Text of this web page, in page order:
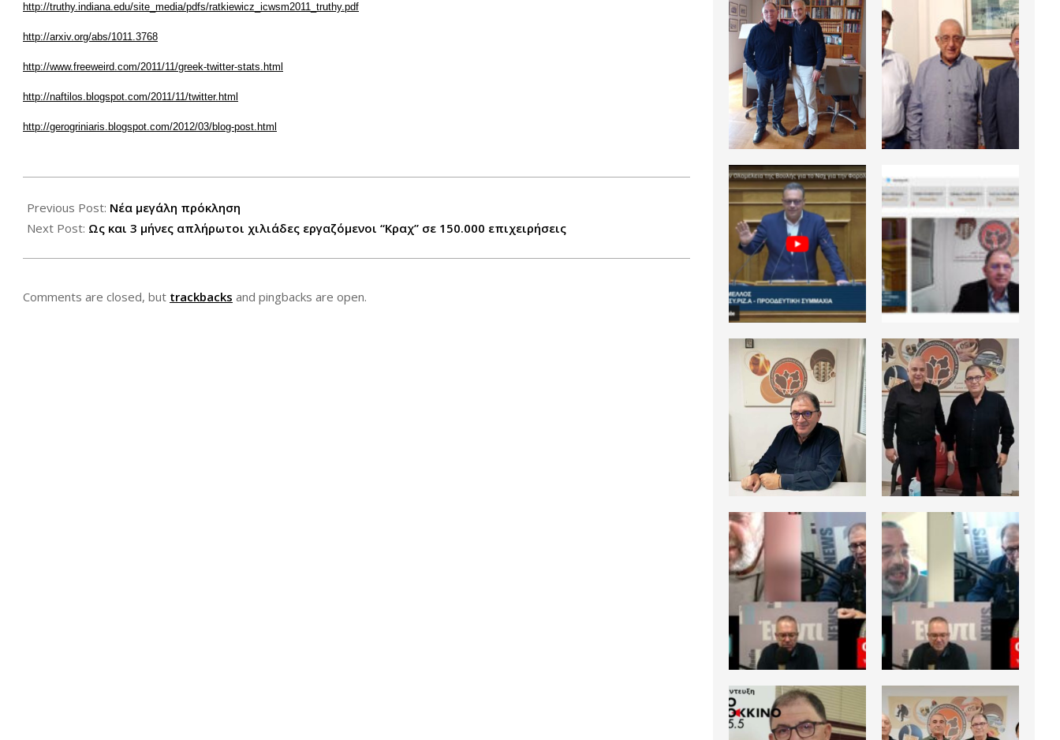
http://truthy.indiana.edu/site_media/pdfs/ratkiewicz_icwsm2011_truthy.pdf
http://arxiv.org/abs/1011.3768
http://www.freeweird.com/2011/11/greek-twitter-stats.html
http://naftilos.blogspot.com/2011/11/twitter.html
http://gerogriniaris.blogspot.com/2012/03/blog-post.html
03-
26
Previous Post: Νέα μεγάλη πρόκληση
Next Post: Ως και 3 μήνες απλήρωτοι χιλιάδες εργαζόμενοι “Κραχ” σε 150.000 επιχειρήσεις
Comments are closed, but trackbacks and pingbacks are open.